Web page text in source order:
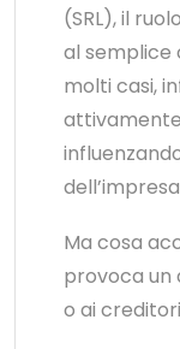
(SRL), il
al semplice
molti casi,
Ma cosa
provoca un
o ai